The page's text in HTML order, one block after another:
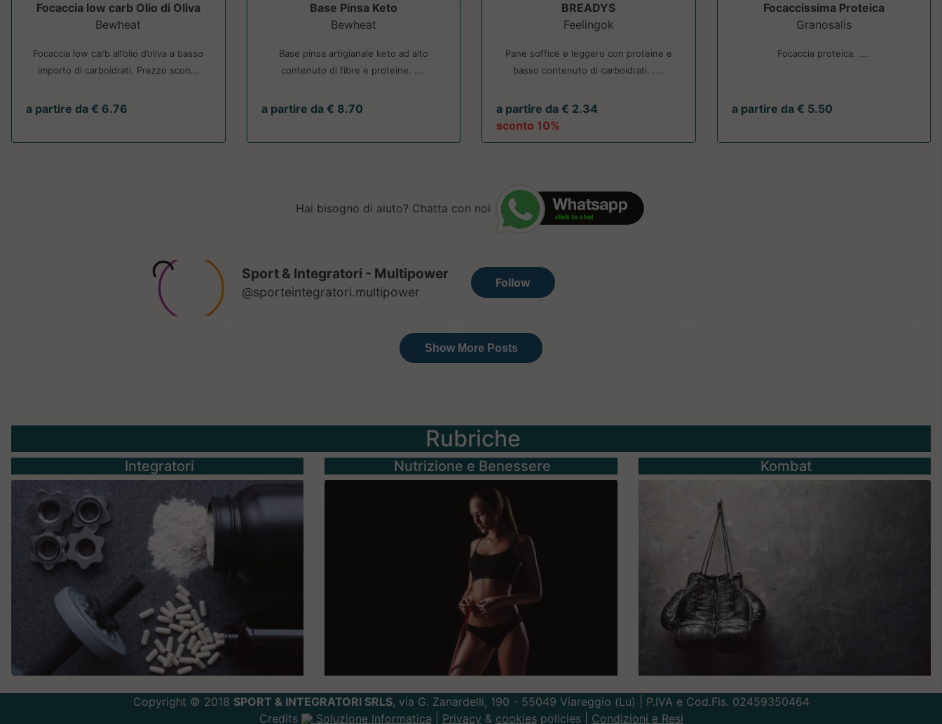
Focaccia low carb Olio di Oliva
Bewheat
Focaccia low carb all’olio d’oliva a basso
importo di carboidrati. Prezzo scon...
a partire da € 6.76
Base Pinsa Keto
Bewheat
Base pinsa artigianale keto ad alto
contenuto di fibre e proteine. ....
a partire da € 8.70
BREADYS
Feelingok
Pane soffice e leggero con proteine e
basso contenuto di carboidrati. ....
a partire da € 2.34
sconto 10%
Focaccissima Proteica
Granosalis
Focaccia proteica. ....
a partire da € 5.50
Hai bisogno di aiuto? Chatta con noi
Rubriche
Integratori Nutrizione e Benessere Kombat
Copyright © 2018 SPORT & INTEGRATORI SRLS, via G. Zanardelli, 190 - 55049 Viareggio (Lu) | P.IVA e Cod.Fis. 02459350464
Credits
Soluzione Informatica Privacy & cookiespolicies | Condizioni e Resi